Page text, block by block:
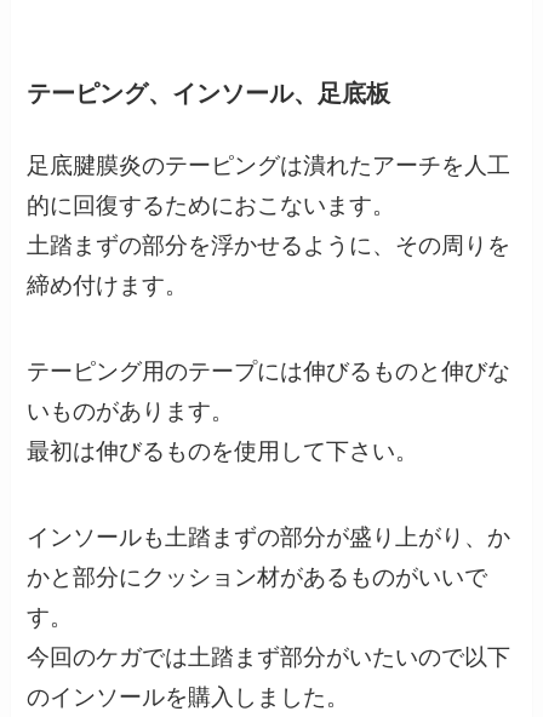
テーピング、インソール、足底板
足底腱膜炎のテーピングは潰れたアーチを人工
的に回復するためにおこないます。
土踏まずの部分を浮かせるように、その周りを
締め付けます。
テーピング用のテープには伸びるものと伸びな
いものがあります。
最初は伸びるものを使用して下さい。
インソールも土踏まずの部分が盛り上がり、か
かと部分にクッション材があるものがいいで
す。
今回のケガでは土踏まず部分がいたいので以下
のインソールを購入しました。